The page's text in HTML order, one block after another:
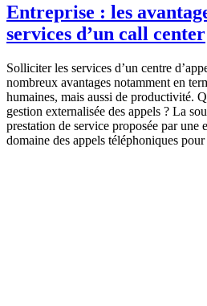
Entreprise : les
services d’un call center
Solliciter les services d’un centre
nombreux avantages notamment en
humaines, mais aussi de productivité.
gestion externalisée des appels ? La
prestation de service proposée par une
domaine des appels téléphoniques